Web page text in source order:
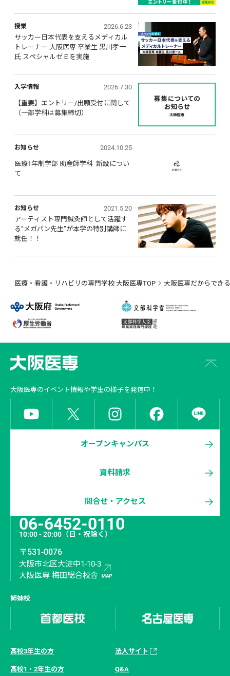
授業
2026.6.23
サッカー日本代表を支えるメディカル
トレーナー 大阪医専 卒業生 黒川孝一
氏 スペシャルゼミを実施
入学情報 2026.7.30
【重要】エントリー/出願受付に関して
（一部学科は募集締切）
お知らせ 2024.10.25
医療1年制学部 助産師学科  新設につい
て
お知らせ
2021.5.20
アーティスト専門鍼灸師として活躍す
る“メガパン先生”が本学の特別講師に
就任！！
医療・看護・リハビリの専門学校 大阪医専TOP 大阪医専だからでき
大阪医専のイベント情報や学生の様子を発信中！
オープンキャンパス
資料請求
問合せ・アクセス
06-6452-0110
10:00 - 20:00 （日・祝除く）
〒531-0076
大阪市北区大淀中1-10-3
大阪医専 梅田総合校舎
姉妹校
高校3年生の方
高校1・2年生の方
法人サイト
Q&A